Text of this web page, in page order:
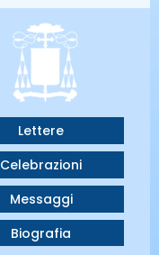
Lettere
Celebrazioni
Messaggi
Biografia